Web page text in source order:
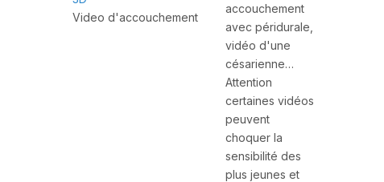
Video d'accouchement
accouchement
avec péridurale,
vidéo d'une
césarienne…
Attention
certaines vidéos
peuvent
choquer la
sensibilité des
plus jeunes et